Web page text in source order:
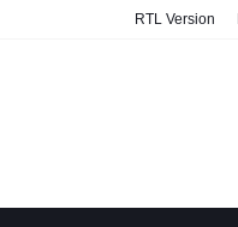
RTL Version